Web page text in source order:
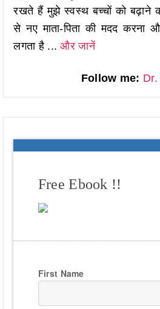
रखते हैं मुझे स्वस्थ बच्चों को बढ़ाने
से नए माता-पिता की मदद करना
लगता है ...और जानें
Follow me:
Free Ebook !!
First Name